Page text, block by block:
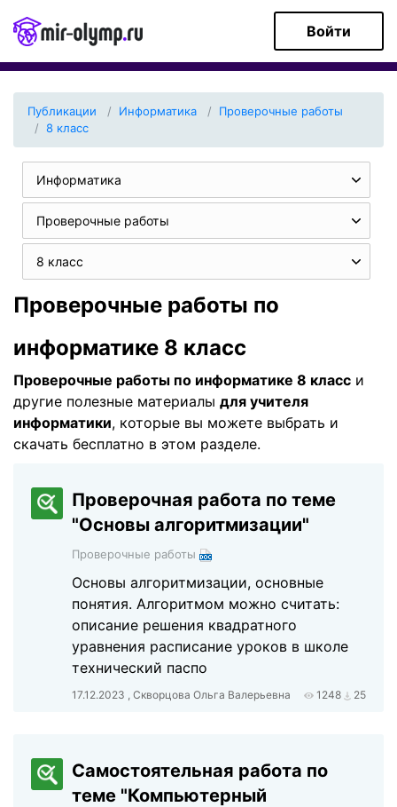
Войти
Публикации Информатика
Проверочные работы
8 класс
Информатика
Проверочные работы
8 класс
Проверочные работы по
информатике 8 класс
Проверочные работы по информатике 8 класс и
другие полезные материалы для учителя
информатики, которые вы можете выбрать и
скачать бесплатно в этом разделе.
Проверочная работа по теме
"Основы алгоритмизации"
Проверочные работы
Основы алгоритмизации, основные
понятия. Алгоритмом можно считать:
описание решения квадратного
уравнения расписание уроков в школе
технический паспо
17.12.2023 , Скворцова Ольга Валерьевна 1248 25
Самостоятельная работа по
теме "Компьютерный